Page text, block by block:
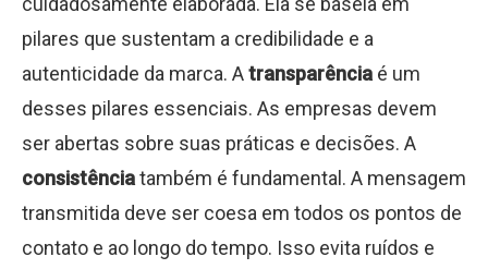
pilares que sustentam a credibilidade e a
autenticidade da marca. Atransparência é um
desses pilares essenciais. As empresas devem
ser abertas sobre suas práticas e decisões. A
consistênciatambém é fundamental. A mensagem
transmitida deve ser coesa em todos os pontos de
contato e ao longo do tempo. Isso evita ruídos e